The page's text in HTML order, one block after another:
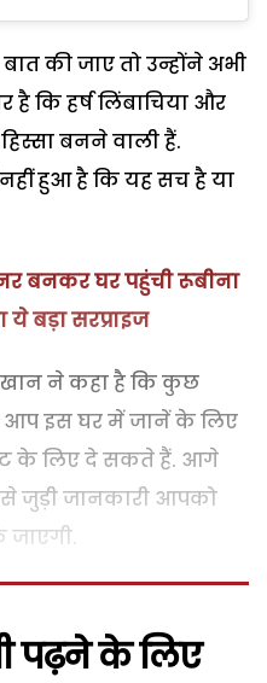
की जाए तो उन्होंने अभी
कि हर्ष लिंबाचिया और
बनने वाली हैं.
हुआ है कि यह सच है या
बनकर घर पहुंची रूबीना
बड़ा सरप्राइज
ने कहा है कि कुछ
आप इस घर में जानें के लिए
के लिए दे सकते हैं. आगे
जुड़ी जानकारी आपको
जाएगी.
पढ़ने के लिए